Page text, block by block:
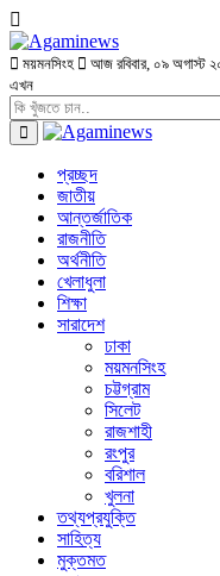
ময়মনসিংহ আজ রবিবার, ০৯ অগাস্ট
এখন
প্রচ্ছদ
জাতীয়
আন্তর্জাতিক
রাজনীতি
অর্থনীতি
খেলাধুলা
শিক্ষা
সারাদেশ
ঢাকা
ময়মনসিংহ
চট্টগ্রাম
সিলেট
রাজশাহী
রংপুর
বরিশাল
খুলনা
তথ্যপ্রযুক্তি
সাহিত্য
মুক্তমত